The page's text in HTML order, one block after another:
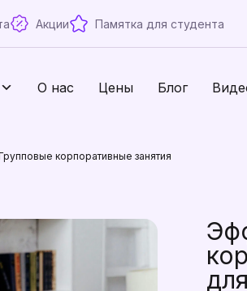
Акции Памятка для студента
О нас Цены Блог
корпоративные занятия